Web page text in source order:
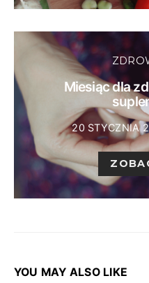
Miesiąc dla
20 STYCZNIA
YOU MAY ALSO LIKE